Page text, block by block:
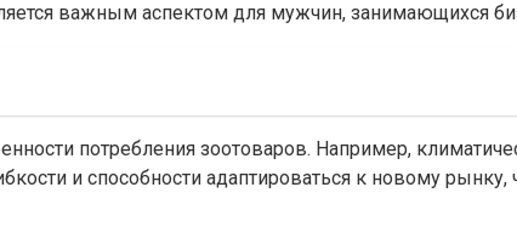
важным аспектом для мужчин, занимающихся
потребления зоотоваров. Например,
и способности адаптироваться к новому